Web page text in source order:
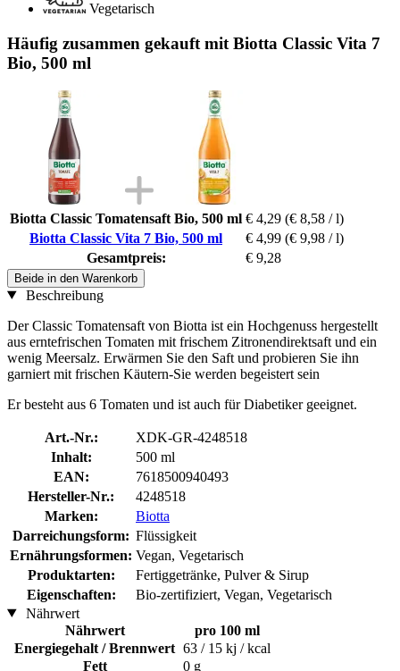
Vegetarisch
Häufig zusammen gekauft mit Biotta Classic Vita 7
Bio, 500 ml
Biotta Classic Tomatensaft Bio, 500 ml € 4,29 (€ 8,58 / l)
Biotta Classic Vita 7 Bio, 500 ml
€ 4,99 (€ 9,98 / l)
Gesamtpreis:
€ 9,28
Beide in den Warenkorb
Beschreibung
Der Classic Tomatensaft von Biotta ist ein Hochgenuss hergestellt
aus erntefrischen Tomaten mit frischem Zitronendirektsaft und ein
wenig Meersalz. Erwärmen Sie den Saft und probieren Sie ihn
garniert mit frischen Käutern-Sie werden begeistert sein
Er besteht aus 6 Tomaten und ist auch für Diabetiker geeignet.
Art.-Nr.:
XDK-GR-4248518
Inhalt:
500 ml
EAN:
7618500940493
Hersteller-Nr.:
4248518
Marken:
Biotta
Darreichungsform: Flüssigkeit
Ernährungsformen: Vegan, Vegetarisch
Produktarten:
Fertiggetränke, Pulver & Sirup
Eigenschaften:
Bio-zertifiziert, Vegan, Vegetarisch
Nährwert
Nährwert
pro 100 ml
Energiegehalt / Brennwert 63 / 15 kj / kcal
Fett
0 g